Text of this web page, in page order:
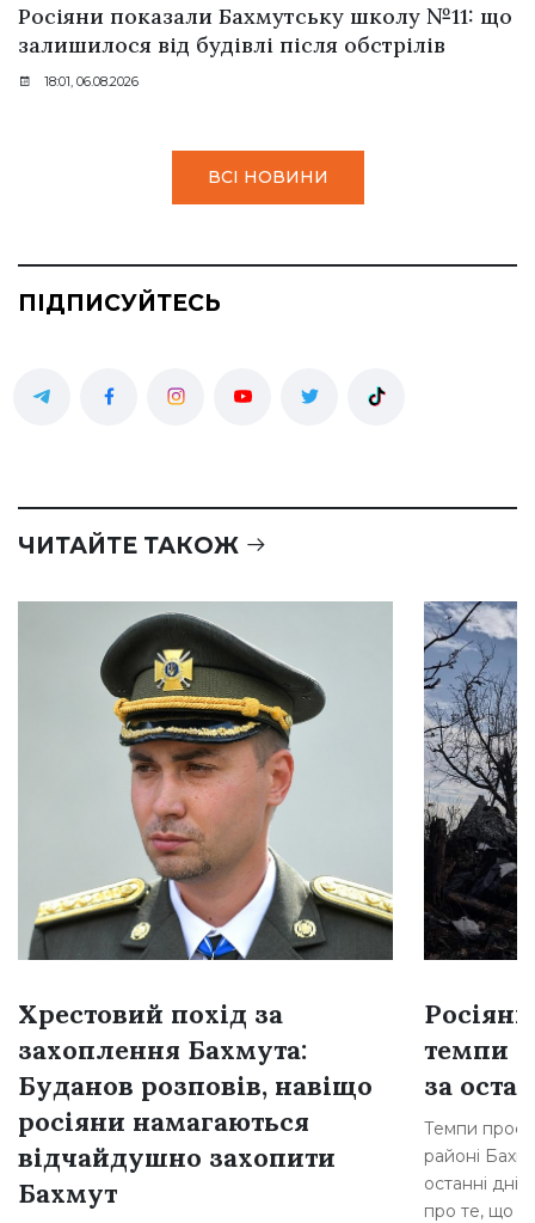
Росіяни показали Бахмутську школу №11: що
залишилося від будівлі після обстрілів
18:01, 06.08.2026
ВСІ НОВИНИ
ПІДПИСУЙТЕСЬ
ЧИТАЙТЕ ТАКОЖ
Хрестовий похід за
захоплення Бахмута:
Буданов розповів, навіщо
росіяни намагаються
відчайдушно захопити
Бахмут
темпи
за
Темпи
районі
останні
про те, що